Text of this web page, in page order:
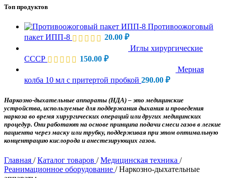
Топ продуктов
Противоожоговый
пакет ИПП-8
20.00 ₽
Иглы хирургические
СССР
150.00 ₽
Мерная
колба 10 мл с притертой пробкой 290.00 ₽
Наркозно-дыхательные аппараты (НДА) – это медицинские
устройства, используемые для поддержания дыхания и проведения
наркоза во время хирургических операций или других медицинских
процедур. Они работают на основе принципа подачи смеси газов в легкие
пациента через маску или трубку, поддерживая при этом оптимальную
концентрацию кислорода и анестезирующих газов.
Главная / Каталог товаров / Медицинская техника /
Реанимационное оборудование / Наркозно-дыхательные